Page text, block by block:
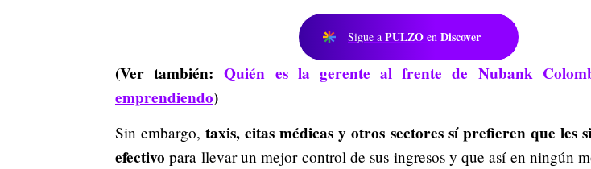
Sigue a PULZO en Discover
(Ver también:Quién es la gerente al frente de Nubank
emprendiendo)
Sin embargo, taxis, citas médicas y otros sectores sí prefieren que les
efectivo para llevar un mejor control de sus ingresos y que así en ningún